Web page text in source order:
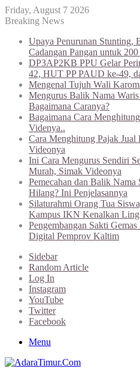
Friday, August 7 2026
Breaking News
Upaya Penurunan Stunting,
Cadangan Pangan untuk
DP3AP2KB PPU Gelar
42, HUT PP PAUD ke-49,
Mengenal Tujuh Wali
Mengurus Balik Nama
Bagaimana Caranya?
Bagaimana Cara
Videnya..
Cara Menghitung Pajak
Videonya
Ini Cara Mengurus Sendiri
Murah, Simak Videonya
Pemecahan dan Balik
Hilang? Ini Penjelasannya
Silaturahmi Orang Tua
Kampus IKN Kenalkan
Pengembangan Sakti
Digital Pemprov Kaltim
Sidebar
Random Article
Log In
Instagram
YouTube
Twitter
Facebook
Menu